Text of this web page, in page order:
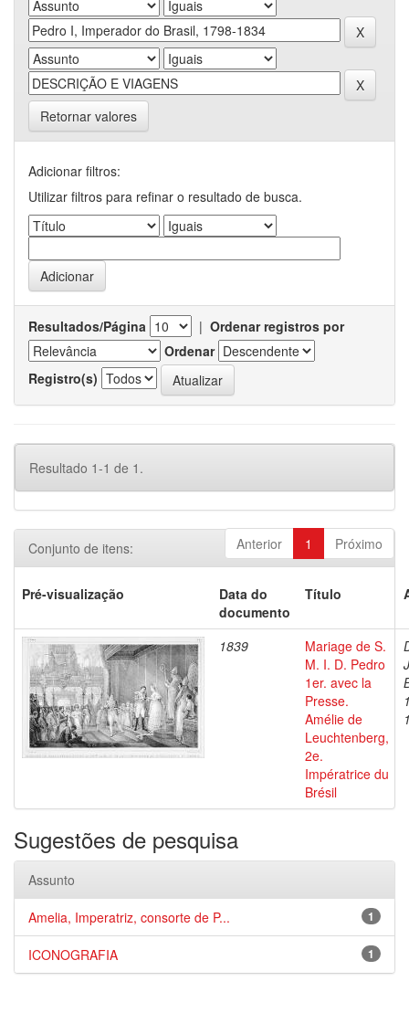
Retornar valores
Adicionar filtros:
Utilizar filtros para refinar o resultado de busca.
Resultados/Página | Ordenar registros por
Ordenar
Registro(s)
Resultado 1-1 de 1.
Anterior 1 Próximo
Conjunto de itens:
Pré-visualização
Data do
documento
Título
1839
Mariage de S.
M. I. D. Pedro
1er. avec la
Presse.
Amélie de
Leuchtenberg,
2e.
Impératrice du
Brésil
Sugestões de pesquisa
Assunto
1
Amelia, Imperatriz, consorte de P...
1
ICONOGRAFIA